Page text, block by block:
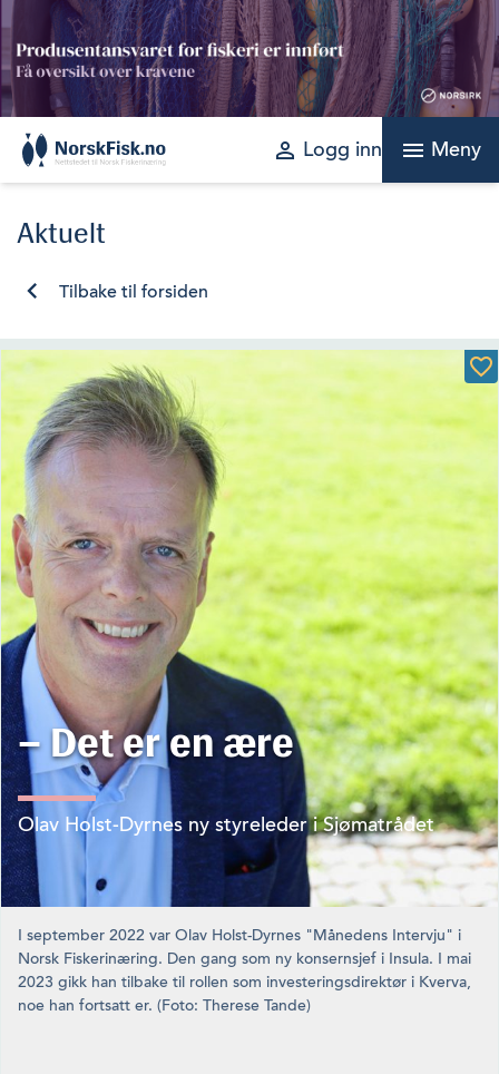
Skip
to
content
perm_identity Logg inn menu Meny
Aktuelt
Tilbake til forsiden
– Det er en ære
Olav Holst-Dyrnes ny styreleder i Sjømatrådet
I september 2022 var Olav Holst-Dyrnes "Månedens Intervju" i
Norsk Fiskerinæring. Den gang som ny konsernsjef i Insula. I mai
2023 gikk han tilbake til rollen som investeringsdirektør i Kverva,
noe han fortsatt er. (Foto: Therese Tande)